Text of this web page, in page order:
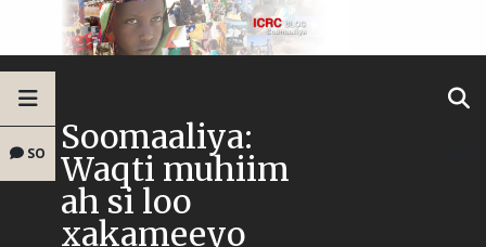
SO Soomaaliya:
Waqti muhiim
ah si loo
xakameeyo